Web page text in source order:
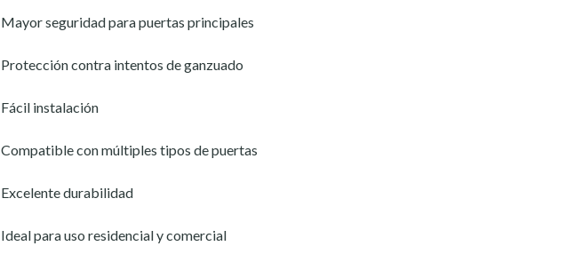
Mayor seguridad para puertas principales
Protección contra intentos de ganzuado
Fácil instalación
Compatible con múltiples tipos de puertas
Excelente durabilidad
Ideal para uso residencial y comercial